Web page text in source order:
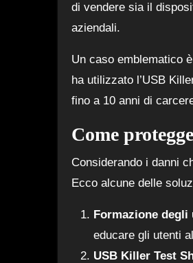
di vendere sia il
aziendali.
Un caso emblematico
ha utilizzato l’USB
fino a 10 anni di
Come
Considerando i danni
Ecco alcune delle
Formazione degli
educare gli utenti
USB Killer Test